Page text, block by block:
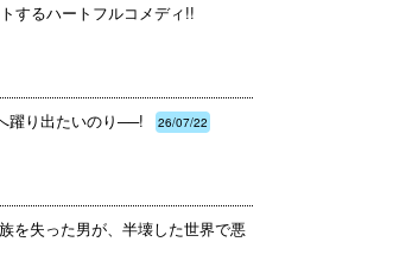
するハートフルコメディ!!
躍り出たいのり──! 26/07/22
を失った男が、半壊した世界で悪